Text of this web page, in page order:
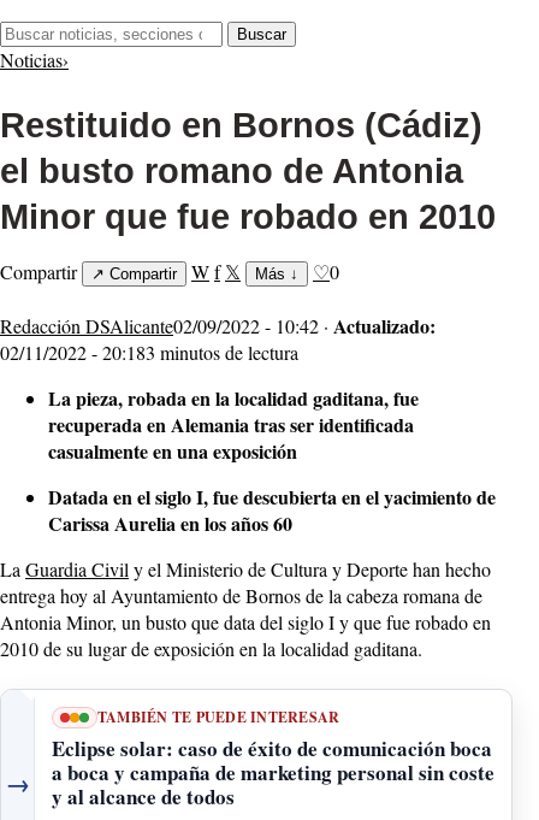
Buscar:
Buscar
Noticias›
Restituido en Bornos (Cádiz)
el busto romano de Antonia
Minor que fue robado en 2010
Compartir ↗ Compartir Wf 𝕏 Más ↓ ♡0
Redacción DSAlicante02/09/2022 - 10:42 · Actualizado:
02/11/2022 - 20:183 minutos de lectura
La pieza, robada en la localidad gaditana, fue
recuperada en Alemania tras ser identificada
casualmente en una exposición
Datada en el siglo I, fue descubierta en el yacimiento de
Carissa Aurelia en los años 60
LaGuardia Civily el Ministerio de Cultura y Deporte han hecho
entrega hoy al Ayuntamiento de Bornos de la cabeza romana de
Antonia Minor, un busto que data del siglo I y que fue robado en
2010 de su lugar de exposición en la localidad gaditana.
→
TAMBIÉN TE PUEDE INTERESAR
Eclipse solar: caso de éxito de comunicación boca
a boca y campaña de marketing personal sin coste
y al alcance de todos